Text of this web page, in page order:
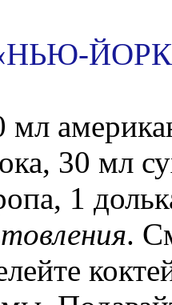
мл
30 мл
1
.